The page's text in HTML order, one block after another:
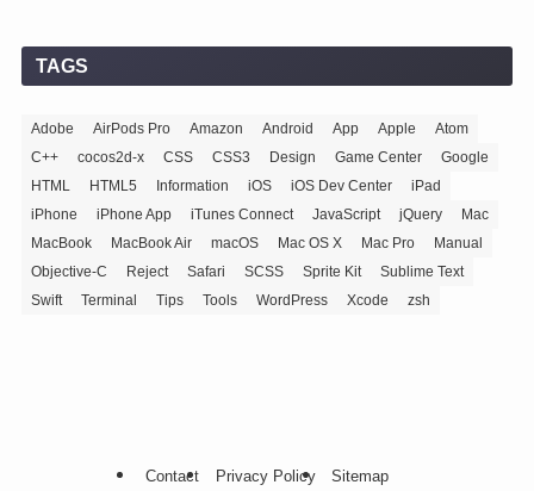
TAGS
Adobe AirPods Pro Amazon Android App Apple
Atom
C++
cocos2d-x CSS CSS3 Design Game Center
Google
HTML
HTML5 Information iOS iOS Dev Center
iPad
iPhone
iPhone App iTunes Connect JavaScript jQuery
Mac
MacBook
MacBook Air macOS Mac OS X Mac Pro
Manual
Objective-C
Reject Safari SCSS Sprite Kit
Sublime Text
Swift
Terminal Tips Tools WordPress Xcode zsh
Contact Privacy Policy Sitemap